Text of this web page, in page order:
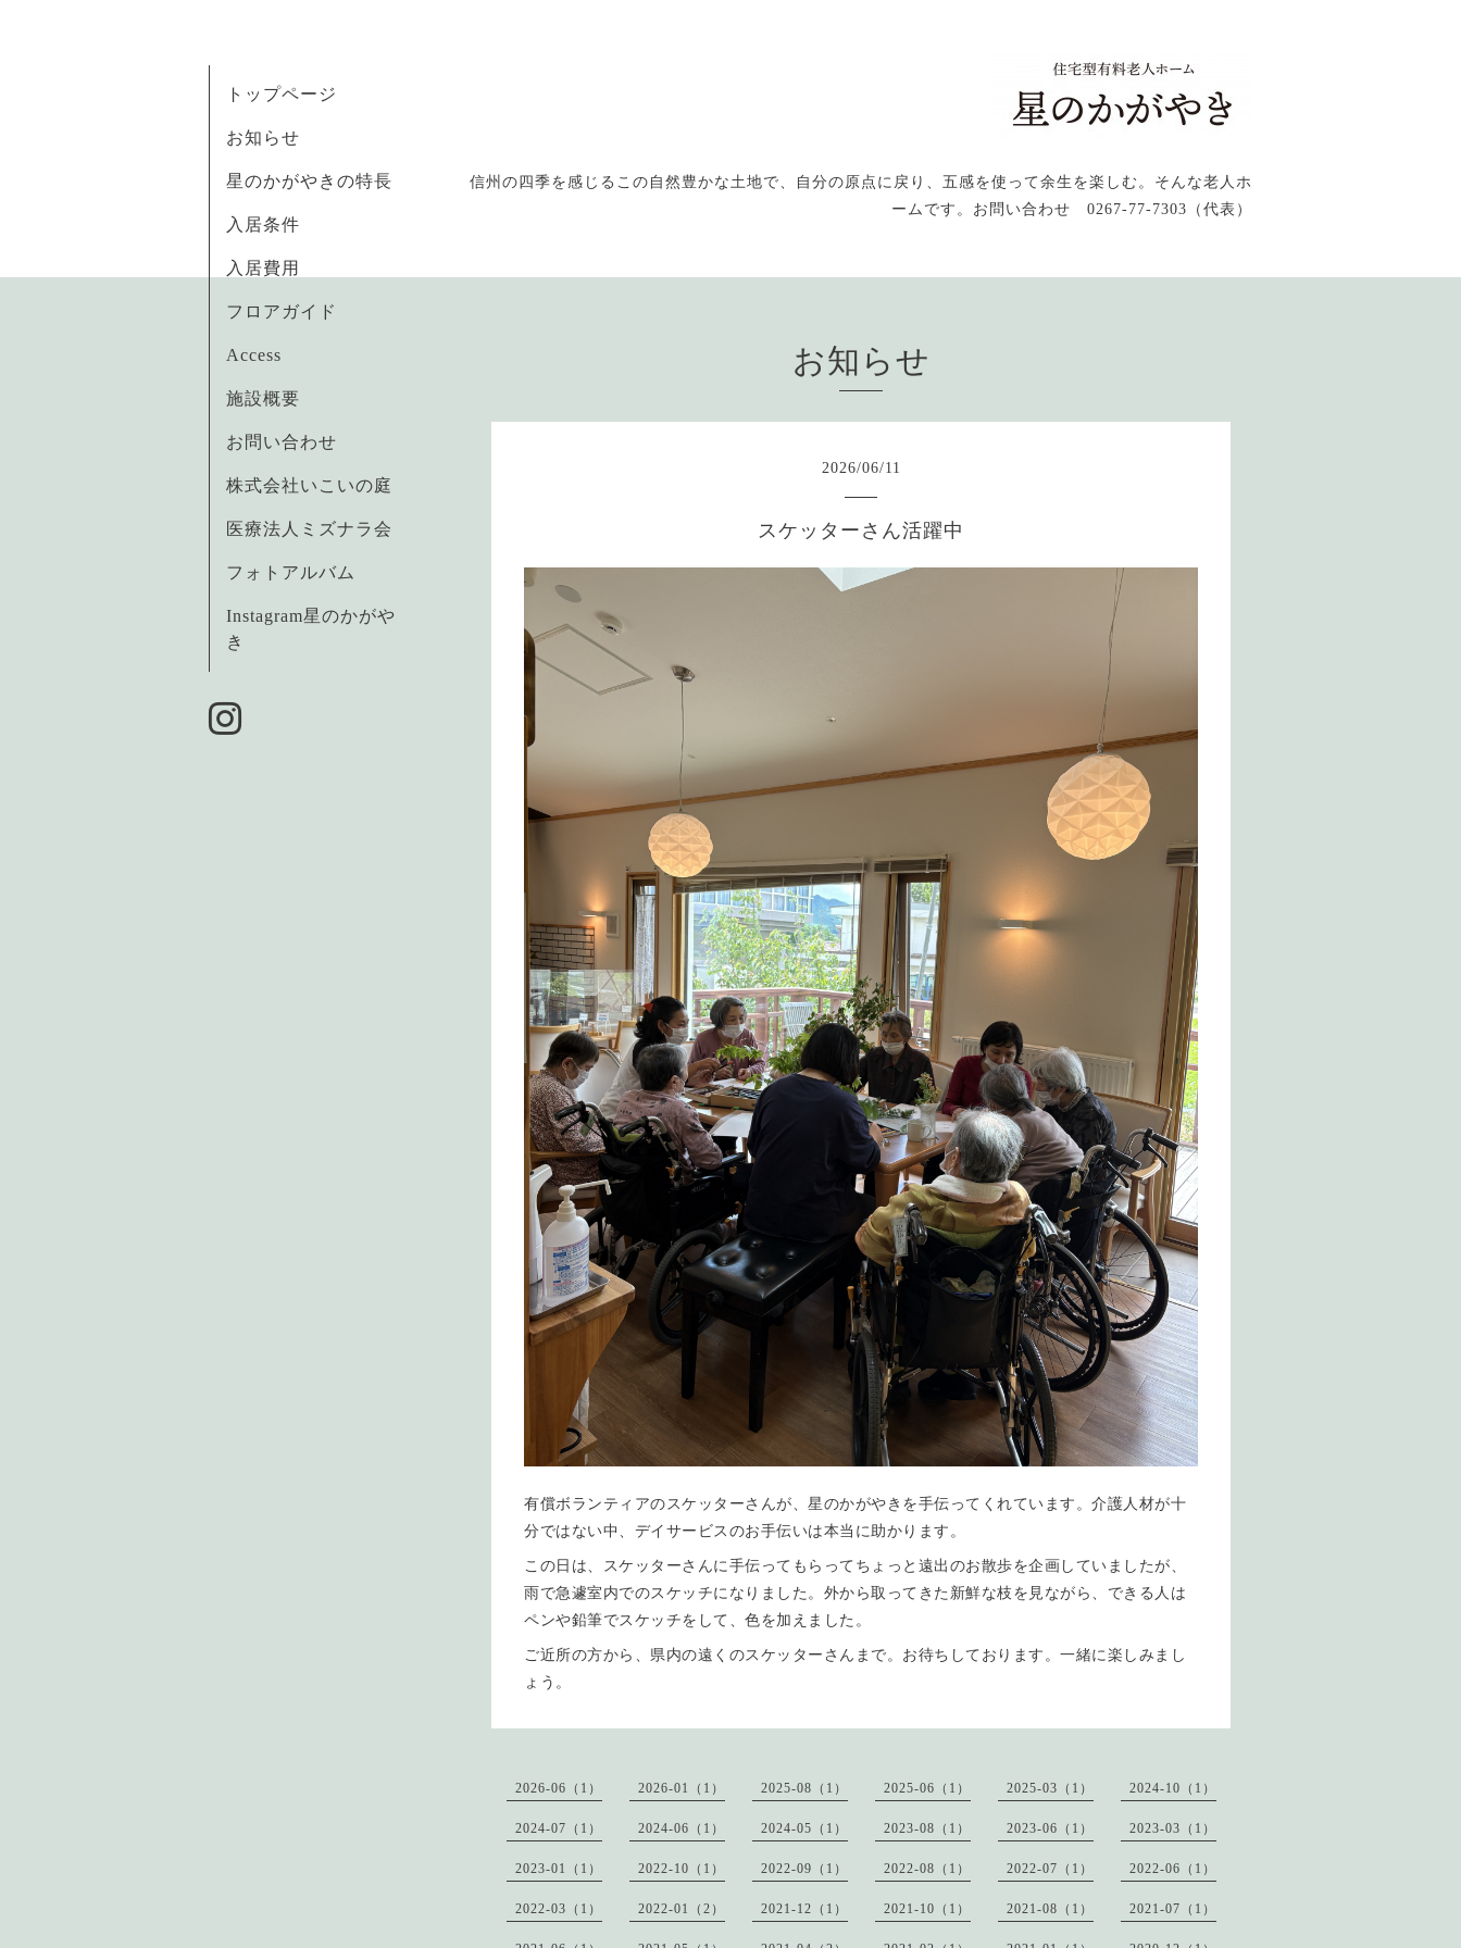
信州の四季を感じるこの自然豊かな土地で、自分の原点に戻り、五感を使って余生を楽しむ。そんな老人ホ
ームです。お問い合わせ 0267-77-7303（代表）
トップページ
お知らせ
星のかがやきの特長
入居条件
入居費用
フロアガイド
Access
施設概要
お問い合わせ
株式会社いこいの庭
医療法人ミズナラ会
フォトアルバム
Instagram星のかがや
き
お知らせ
2026/06/11
スケッターさん活躍中
有償ボランティアのスケッターさんが、星のかがやきを手伝ってくれています。介護人材が十
分ではない中、デイサービスのお手伝いは本当に助かります。
この日は、スケッターさんに手伝ってもらってちょっと遠出のお散歩を企画していましたが、
雨で急遽室内でのスケッチになりました。外から取ってきた新鮮な枝を見ながら、できる人は
ペンや鉛筆でスケッチをして、色を加えました。
ご近所の方から、県内の遠くのスケッターさんまで。お待ちしております。一緒に楽しみまし
ょう。
2026-06（1） 2026-01（1） 2025-08（1） 2025-06（1） 2025-03（1） 2024-10（1）
2024-07（1） 2024-06（1） 2024-05（1） 2023-08（1） 2023-06（1） 2023-03（1）
2023-01（1） 2022-10（1） 2022-09（1） 2022-08（1） 2022-07（1） 2022-06（1）
2022-03（1） 2022-01（2） 2021-12（1） 2021-10（1） 2021-08（1） 2021-07（1）